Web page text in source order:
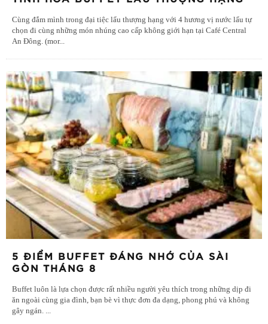
Cùng đắm mình trong đại tiệc lẩu thượng hạng với 4 hương vị nước lẩu tự
chọn đi cùng những món nhúng cao cấp không giới hạn tại Café Central
An Đông. (mor...
5 ĐIỂM BUFFET ĐÁNG NHỚ CỦA SÀI
GÒN THÁNG 8
Buffet luôn là lựa chọn được rất nhiều người yêu thích trong những dịp đi
ăn ngoài cùng gia đình, bạn bè vì thực đơn đa dạng, phong phú và không
gây ngán. ...